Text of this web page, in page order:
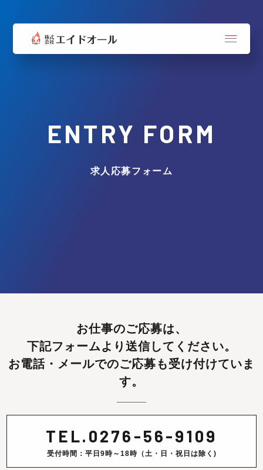
ENTRY FORM
求人応募フォーム
お仕事のご応募は、
下記フォームより送信してください。
お電話・メールでのご応募も受け付けていま
す。
TEL. 0276-56-9109
受付時間：平日9時～18時（土・日・祝日は除く)